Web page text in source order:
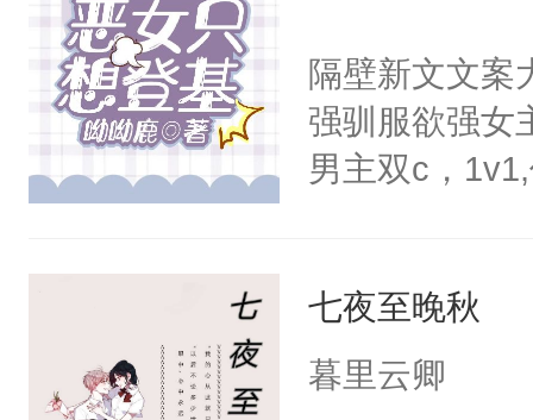
亲？那不行，
内，并打算狠
混蛋。小狼狗
从人人欺压到
坏心眼的小狼
正经宫斗选手
隔壁新文文案
强驯服欲强女
男主双c，
世界，成为女
梁时焉从小到
七夜至晚秋
暮里云卿